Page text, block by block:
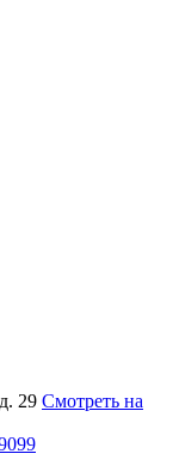
29 Смотреть на